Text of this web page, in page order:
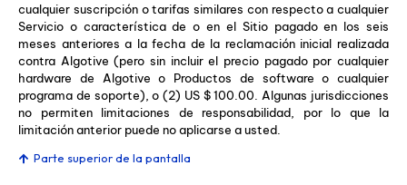
cualquier suscripción o tarifas similares con respecto a cualquier
Servicio o característica de o en el Sitio pagado en los seis
meses anteriores a la fecha de la reclamación inicial realizada
contra Algotive (pero sin incluir el precio pagado por cualquier
hardware de Algotive o Productos de software o cualquier
programa de soporte), o (2) US $ 100.00. Algunas jurisdicciones
no permiten limitaciones de responsabilidad, por lo que la
limitación anterior puede no aplicarse a usted.
Parte superior de la pantalla